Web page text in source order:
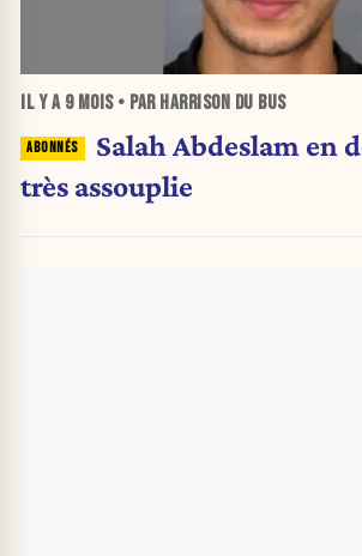
IL Y A 9 MOIS• PAR HARRISON DU BUS
Salah Abdeslam en
très assouplie